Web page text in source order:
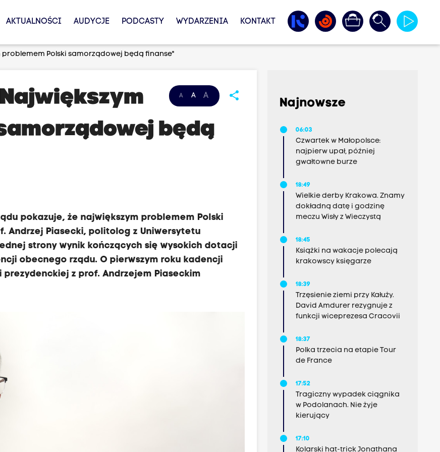
AKTUALNOŚCI AUDYCJE PODCASTY WYDARZENIA KONTAKT
problemem Polski samorządowej będą finanse"
A A A share
będą
pokazuje, że największym problemem Polski
Andrzej Piasecki, politolog z Uniwersytetu
strony wynik kończących się wysokich dotacji
obecnego rządu. O pierwszym roku kadencji
z prof. Andrzejem Piaseckim
Najnowsze
06:03
Czwartek w Małopolsce:
najpierw upał, później
gwałtowne burze
18:49
Wielkie derby Krakowa. Znamy
dokładną datę i godzinę
meczu Wisły z Wieczystą
18:45
Książki na wakacje polecają
krakowscy księgarze
18:39
Trzęsienie ziemi przy Kałuży.
David Amdurer rezygnuje z
funkcji wiceprezesa Cracovii
18:37
Polka trzecia na etapie Tour
de France
17:52
Tragiczny wypadek ciągnika
w Podolanach. Nie żyje
kierujący
17:10
Kolarski hat-trick Jonathana